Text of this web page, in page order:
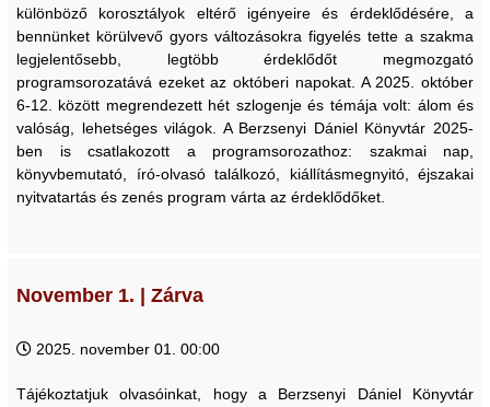
különböző korosztályok eltérő igényeire és érdeklődésére, a
bennünket körülvevő gyors változásokra figyelés tette a szakma
legjelentősebb, legtöbb érdeklődőt megmozgató
programsorozatává ezeket az októberi napokat. A 2025. október
6-12. között megrendezett hét szlogenje és témája volt: álom és
valóság, lehetséges világok. A Berzsenyi Dániel Könyvtár 2025-
ben is csatlakozott a programsorozathoz: szakmai nap,
könyvbemutató, író-olvasó találkozó, kiállításmegnyitó, éjszakai
nyitvatartás és zenés program várta az érdeklődőket.
November 1. | Zárva
2025. november 01. 00:00
Tájékoztatjuk olvasóinkat, hogy a Berzsenyi Dániel Könyvtár